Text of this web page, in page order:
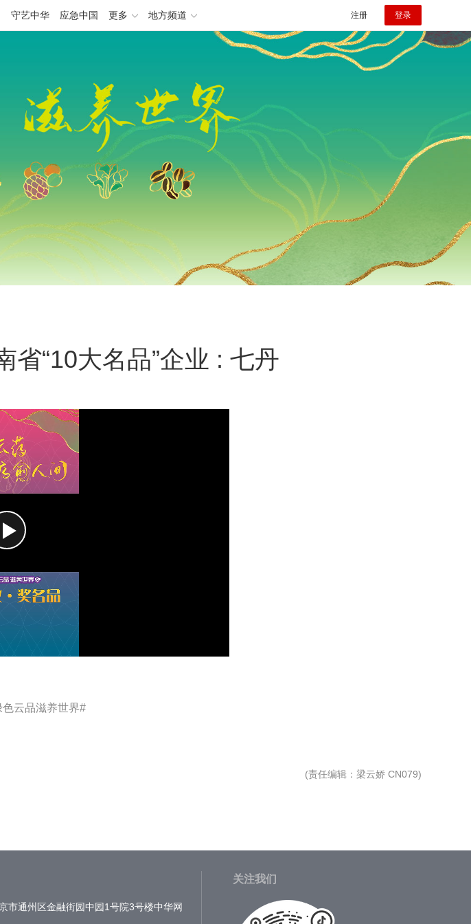
守艺中华 应急中国 更多 地方频道 注册 登录
省“10大名品”企业 : 七丹
色云品滋养世界#
(责任编辑 ：梁云娇 CN079)
市通州区金融街园中园1号院3号楼中华网
关注我们